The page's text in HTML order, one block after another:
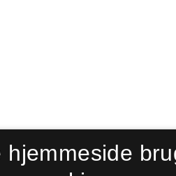
hjemmeside